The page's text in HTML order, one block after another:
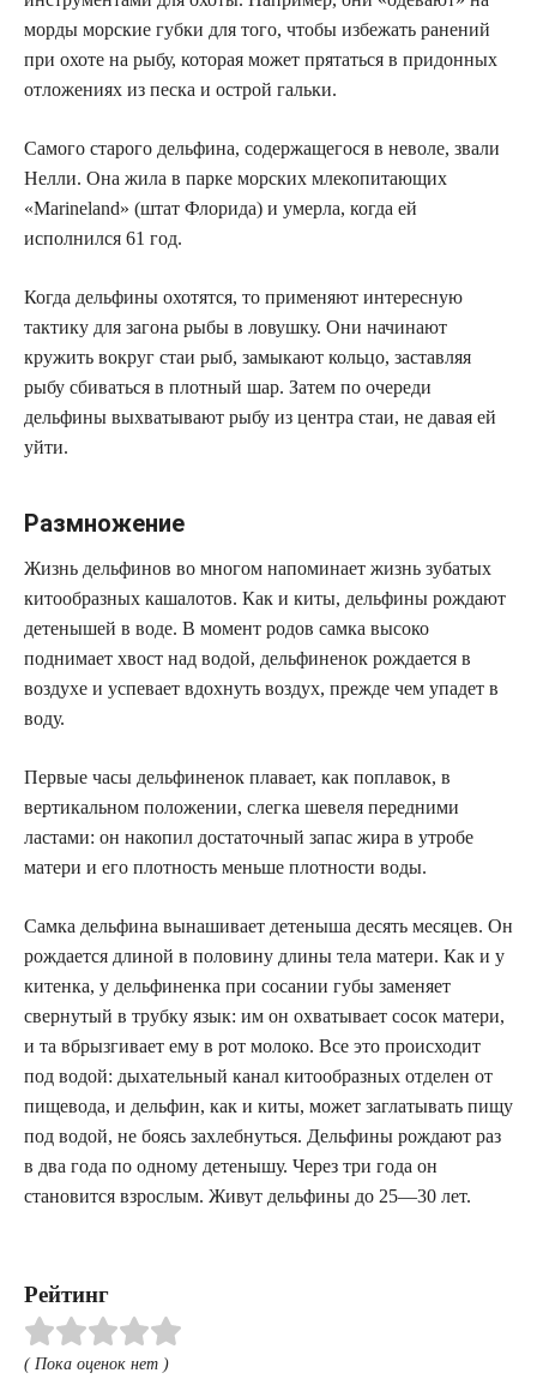
морды морские губки для того, чтобы избежать ранений
при охоте на рыбу, которая может прятаться в придонных
отложениях из песка и острой гальки.
Самого старого дельфина, содержащегося в неволе, звали
Нелли. Она жила в парке морских млекопитающих
«Marineland» (штат Флорида) и умерла, когда ей
исполнился 61 год.
Когда дельфины охотятся, то применяют интересную
тактику для загона рыбы в ловушку. Они начинают
кружить вокруг стаи рыб, замыкают кольцо, заставляя
рыбу сбиваться в плотный шар. Затем по очереди
дельфины выхватывают рыбу из центра стаи, не давая ей
уйти.
Размножение
Жизнь дельфинов во многом напоминает жизнь зубатых
китообразных кашалотов. Как и киты, дельфины рождают
детенышей в воде. В момент родов самка высоко
поднимает хвост над водой, дельфиненок рождается в
воздухе и успевает вдохнуть воздух, прежде чем упадет в
воду.
Первые часы дельфиненок плавает, как поплавок, в
вертикальном положении, слегка шевеля передними
ластами: он накопил достаточный запас жира в утробе
матери и его плотность меньше плотности воды.
Самка дельфина вынашивает детеныша десять месяцев. Он
рождается длиной в половину длины тела матери. Как и у
китенка, у дельфиненка при сосании губы заменяет
свернутый в трубку язык: им он охватывает сосок матери,
и та вбрызгивает ему в рот молоко. Все это происходит
под водой: дыхательный канал китообразных отделен от
пищевода, и дельфин, как и киты, может заглатывать пищу
под водой, не боясь захлебнуться. Дельфины рождают раз
в два года по одному детенышу. Через три года он
становится взрослым. Живут дельфины до 25—30 лет.
Рейтинг
( Пока оценок нет )